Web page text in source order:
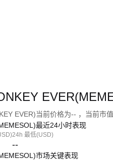
EVER)当前价格为-- ，当前市
最近24小时表现
24h 最低(USD)
--
市场关键表现